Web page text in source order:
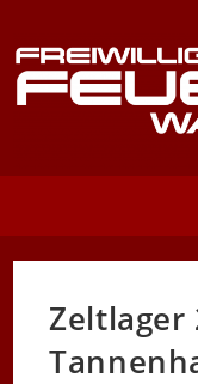
Inhalt
springen
Zeltlager